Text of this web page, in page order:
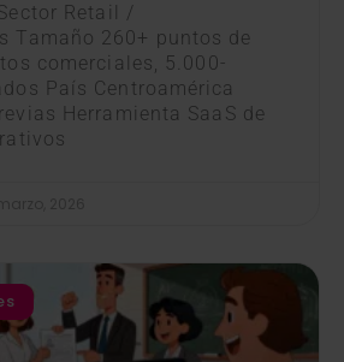
Retail /
Tamaño 260+ puntos de
comerciales, 5.000-
País Centroamérica
Herramienta SaaS de